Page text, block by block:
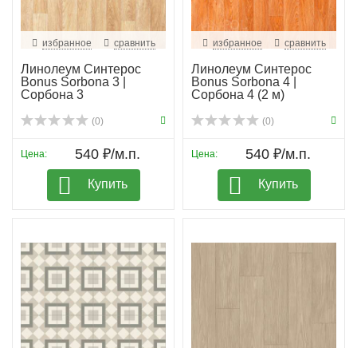
избранное сравнить
Линолеум Синтерос
Bonus Sorbona 3 |
Сорбона 3
(0)
Цена: 540 ₽/м.п.
Купить
избранное сравнить
Линолеум Синтерос
Bonus Sorbona 4 |
Сорбона 4 (2 м)
(0)
Цена: 540 ₽/м.п.
Купить